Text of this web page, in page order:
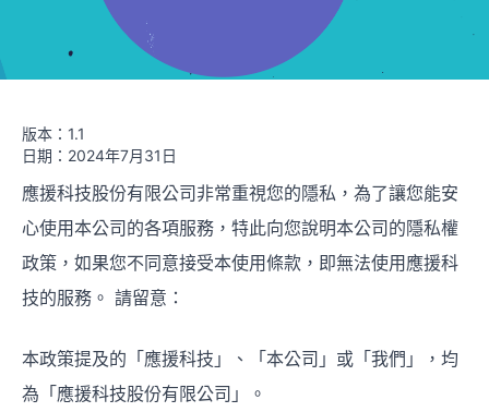
版本 ： 1.1
日期 ： 2024年7月31日
應援科技股份有限公司非常重視您的隱私，為了讓您能安
心使用本公司的各項服務，特此向您說明本公司的隱私權
政策，如果您不同意接受本使用條款，即無法使用應援科
技的服務。 請留意：
本政策提及的「應援科技」、「本公司」或「我們」，均
為「應援科技股份有限公司」。